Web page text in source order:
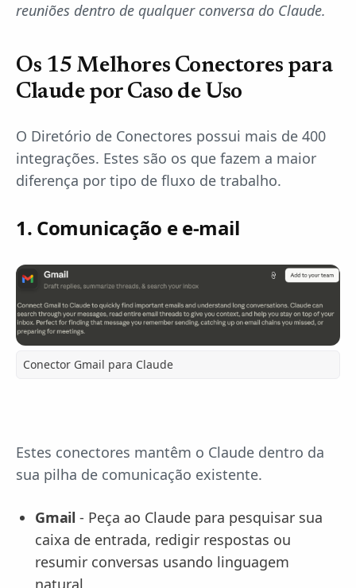
reuniões dentro de qualquer conversa do Claude.
Os 15 Melhores Conectores para
Claude por Caso de Uso
O Diretório de Conectores possui mais de 400
integrações. Estes são os que fazem a maior
diferença por tipo de fluxo de trabalho.
1. Comunicação e e-mail
Conector Gmail para Claude
Estes conectores mantêm o Claude dentro da
sua pilha de comunicação existente.
Gmail - Peça ao Claude para pesquisar sua
caixa de entrada, redigir respostas ou
resumir conversas usando linguagem
natural